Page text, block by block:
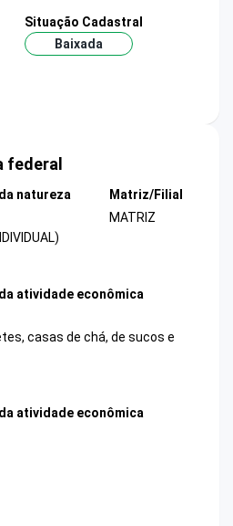
Situação Cadastral
Baixada
federal
natureza
Matriz/Filial
MATRIZ
atividade econômica
casas de chá, de sucos e
atividade econômica